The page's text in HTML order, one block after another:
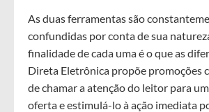
As duas ferramentas são
confundidas por conta de sua
finalidade de cada uma é o que as
Direta Eletrônica propõe promoções
de chamar a atenção do leitor para
oferta e estimulá-lo à ação imediata